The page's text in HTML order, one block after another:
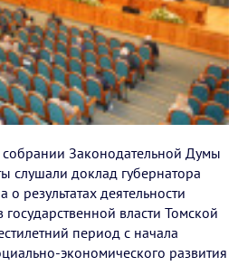
Законодательной Думы
слушали доклад губернатора
результатах деятельности
власти Томской
период с начала
экономического развития